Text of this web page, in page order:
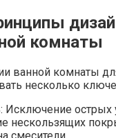
комнаты
ванной комнаты
несколько
Исключение острых
нескользящих
смесители.